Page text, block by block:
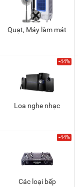
Quạt, Máy làm mát
-44%
Loa nghe nhạc
-44%
Các loại bếp